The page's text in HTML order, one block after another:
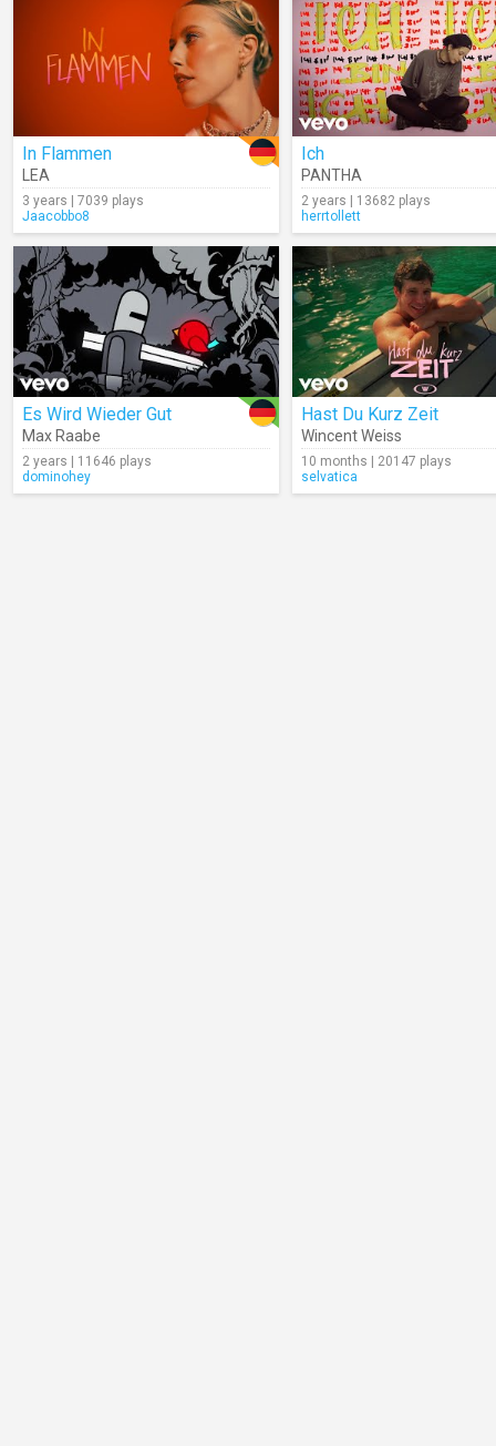
In Flammen
LEA
3 years | 7039 plays
Jaacobbo8
Ich
PANTHA
2 years | 13682 plays
herrtollett
Es Wird Wieder Gut
Max Raabe
2 years | 11646 plays
dominohey
Hast Du Kurz Zeit
Wincent Weiss
10 months | 20147 plays
selvatica